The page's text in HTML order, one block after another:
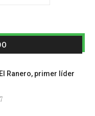
El Ranero, primer líder